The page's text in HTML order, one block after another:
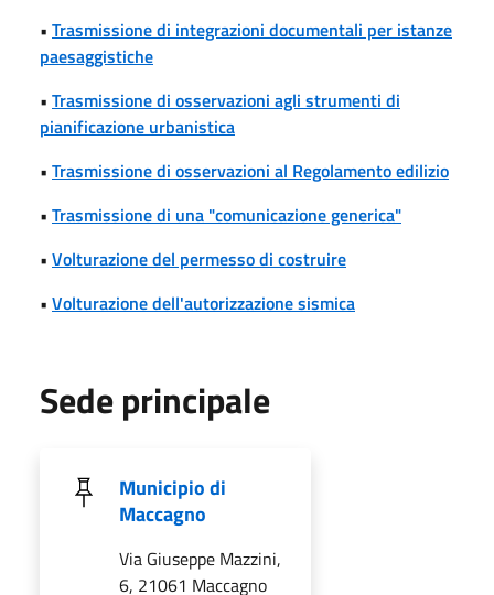
• Trasmissione di integrazioni documentali per istanze
paesaggistiche
• Trasmissione di osservazioni agli strumenti di
pianificazione urbanistica
• Trasmissione di osservazioni al Regolamento edilizio
• Trasmissione di una "comunicazione generica"
• Volturazione del permesso di costruire
• Volturazione dell'autorizzazione sismica
Sede principale
Municipio di
Maccagno
Via Giuseppe Mazzini,
6, 21061 Maccagno